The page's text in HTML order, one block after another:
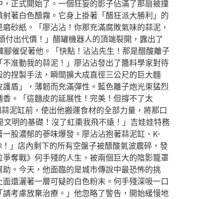
正式開始了。一個狂妄的影子佔滿了那扇被撞
著白色醋霧。它身上掛著「醋狂派大勝利」的
砂紙。「廖沾沾！你那充滿腐敗氣味的蒜泥，
出代價！」醋罐機器人的頂端裂開，露出了
催促著他。「快點！沾沾先生！那是醋酸離子
准動我的蒜泥！」廖沾沾發出了醬料學家對待
捏製手法，瞬間擴大成直徑三公尺的巨大麵
盾」，薄韌而充滿彈性。藍色離子炮光束猛烈
。「這麵皮的延展性！完美！但撐不了太
泥缸前，使出他搬運食材的全部力量，將那口
明的基礎！沒了紅棗我飛不遠！」吉娃娃特務
股濃郁的蔘味爆發。廖沾沾抱著蒜泥缸、K-
」店內剩下的所有空盤子被醋酸氣波震碎，發
奪戰》何手殘的人生，被兩個巨大的陰影籠罩
。今天，他面臨的是城市傳說中最恐怖的挑
還灑著一層可疑的白色粉末。何手殘深吸一口
考慮放棄治療。」他忽略了警告，開始緩慢地